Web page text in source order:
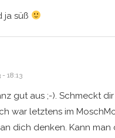
ja süß
18:13
gut aus ;-). Schmeckt dir
war letztens im
dich denken. Kann man